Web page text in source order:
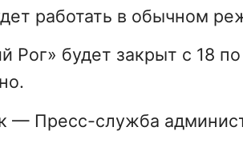
работать в обычном
Рог» будет закрыт с 18
— Пресс-служба